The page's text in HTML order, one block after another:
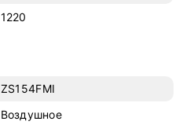
1220
ZS154FMI
Воздушное